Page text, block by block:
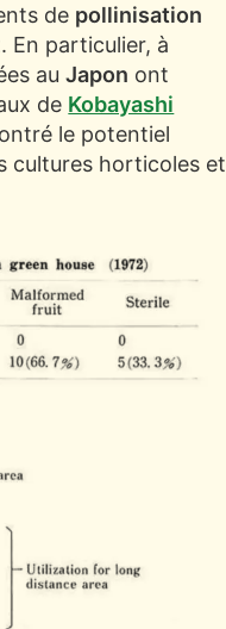
de pollinisation
En particulier, à
auJapon ont
de Kobayashi
le potentiel
cultures horticoles et